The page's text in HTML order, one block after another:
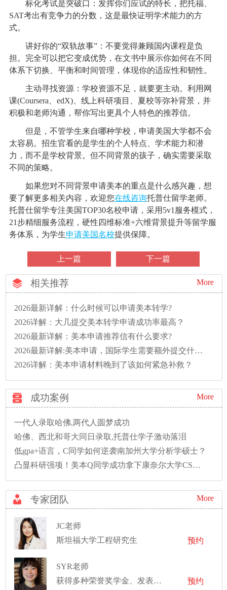
标化考试是突破口：发挥你们应试的特长，把托福、
SAT考出有竞争力的分数，这是最快证明学术能力的方
式。
讲好你的“双轨故事”：不要觉得兼顾国内课程是负
担。完全可以把它变成优势，在文书中展示你如何在不同
体系下切换、平衡和时间管理，体现你的适应性和韧性。
主动寻找资源：学校资源不足，就要更主动。利用网
课(Coursera、edX)、线上科研项目、夏校等弥补背景，并
积极和老师沟通，帮你写出更具个人特色的推荐信。
但是，不管学生来自哪种学校，申请美国大学都不会
太容易。招生官看的是学生的个人特点、学术能力和潜
力，而不是学校背景。但不同背景的孩子，确实需要采取
不同的策略。
如果您对不同背景申请美本的重点是什么感兴趣，想
要了解更多相关内容，欢迎您在线咨询托普仕留学老师。
托普仕留学专注美国TOP30名校申请，采用5v1服务模式，
21步精细服务流程，硬性四维标准+六维背景提升等留学服
务体系，为学生申请美国名校提供保障。
上一篇 下一篇
相关推荐 More
2026最新详解：什么时候可以申请美本转学?
2026详解：大几提交美本转学申请成功率最高？
2026最新详解：美本申请推荐信有什么要求?
2026最新详解:美本申请，国际学生需要额外提交什么？
2026详解：美本申请材料晚到了该如何紧急补救？
成功案例 More
一代人录取哈佛,两代人圆梦成功
哈佛、西北和哥大同日录取,托普仕学子激动落泪
低gpa+语言，C同学如何逆袭南加州大学分析学硕士？
凸显科研强项！美本Q同学成功拿下康奈尔大学CS硕士录取！
专家团队 More
JC老师
斯坦福大学工程研究生
预约
SYR老师
获得多种荣誉奖学金、发表国际知名期刊一作
预约